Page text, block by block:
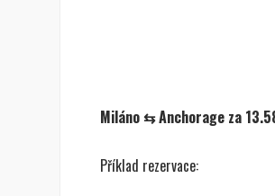
Miláno ⇆ Anchorage za
Příklad rezervace: